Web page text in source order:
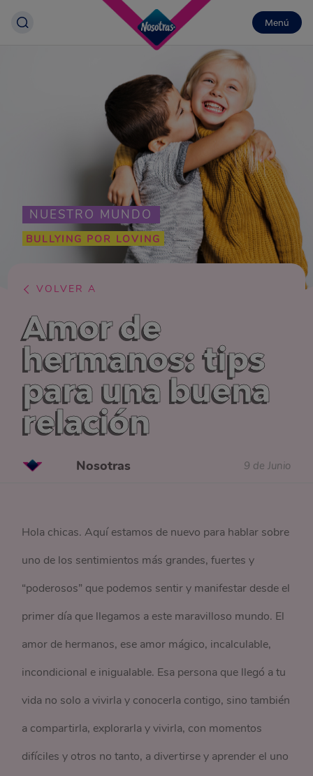
Menú
NUESTRO MUNDO
BULLYING POR LOVING
VOLVER A
Amor de
hermanos: tips
para una buena
relación
Nosotras 9 de Junio
Hola chicas. Aquí estamos de nuevo para hablar sobre
uno de los sentimientos más grandes, fuertes y
“poderosos” que podemos sentir y manifestar desde el
primer día que llegamos a este maravilloso mundo. El
amor de hermanos, ese amor mágico, incalculable,
incondicional e inigualable. Esa persona que llegó a tu
vida no solo a vivirla y conocerla contigo, sino también
a compartirla, explorarla y vivirla, con momentos
difíciles y otros no tanto, a divertirse y aprender el uno